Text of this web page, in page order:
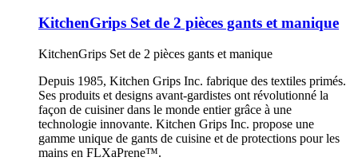
KitchenGrips Set de 2 pièces gants et manique
KitchenGrips Set de 2 pièces gants et manique
Depuis 1985, Kitchen Grips Inc. fabrique des textiles primés.
Ses produits et designs avant-gardistes ont révolutionné la
façon de cuisiner dans le monde entier grâce à une
technologie innovante. Kitchen Grips Inc. propose une
gamme unique de gants de cuisine et de protections pour les
mains en FLXaPrene™.